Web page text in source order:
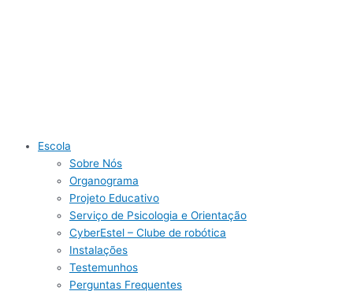
Escola
Sobre Nós
Organograma
Projeto Educativo
Serviço de Psicologia e Orientação
CyberEstel – Clube de robótica
Instalações
Testemunhos
Perguntas Frequentes